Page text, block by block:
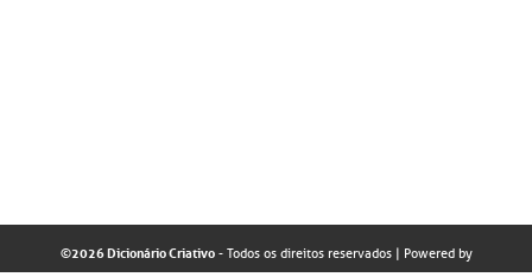
©2026 Dicionário Criativo- Todos os direitos reservados| Powered by